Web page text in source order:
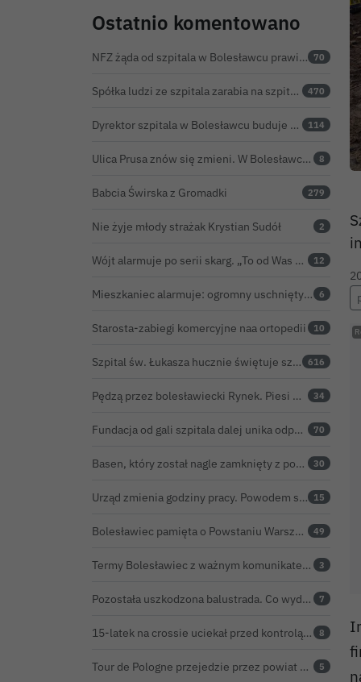
Ostatnio komentowano
NFZ żąda od szpitala w Bolesławcu prawie 5,9 mln zł. Potężny cios po kontroli rozliczeń 70
Spółka ludzi ze szpitala zarabia na szpitalu w Bolesławcu. Kwoty pozostają tajne 470
Dyrektor szpitala w Bolesławcu buduje medyczne imperium. „Gazeta Wyborcza” opisuje jego działalność w całej Polsce 114
Ulica Prusa znów się zmieni. W Bolesławcu powstanie kolejna ceramiczna mozaika 8
Babcia Świrska z Gromadki 279
Nie żyje młody strażak Krystian Sudół 2
Wójt alarmuje po serii skarg. „To od Was zależy bezpieczeństwo Waszych dzieci” 12
Mieszkaniec alarmuje: ogromny uschnięty konar od miesięcy zagraża ludziom w Bolesławcu 6
Starosta-zabiegi komercyjne naa ortopedii 10
Szpital św. Łukasza hucznie świętuje sześć lat pod kierownictwem Kamila Barczyka 616
Pędzą przez bolesławiecki Rynek. Piesi muszą uskakiwać przed hulajnogami i rowerami elektrycznymi 34
Fundacja od gali szpitala dalej unika odpowiedzi. Złożyła skargę kasacyjną do NSA 70
Basen, który został nagle zamknięty z powodu „incydentu kałowego”, ponownie otwarty 30
Urząd zmienia godziny pracy. Powodem są ekstremalne upały 15
Bolesławiec pamięta o Powstaniu Warszawskim oraz o walce powstańców z faszyzmem 49
Termy Bolesławiec z ważnym komunikatem. Przez dwa dni nie będzie ciepłej wody pod prysznicami 3
Pozostała uszkodzona balustrada. Co wydarzyło się na moście w Bolesławcu? 7
15-latek na crossie uciekał przed kontrolą. Potrącił strażnika leśnego, rozbił się o samochód 8
Tour de Pologne przejedzie przez powiat bolesławiecki. Sprawdź, o której peleton będzie w Twojej miejscowości 5